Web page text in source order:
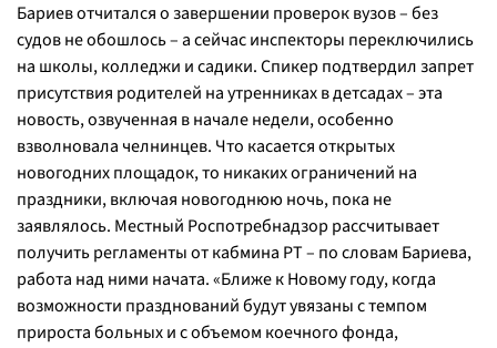
Бариев отчитался о завершении проверок вузов – без
судов не обошлось – а сейчас инспекторы переключились
на школы, колледжи и садики. Спикер подтвердил запрет
присутствия родителей на утренниках в детсадах – эта
новость, озвученная в начале недели, особенно
взволновала челнинцев. Что касается открытых
новогодних площадок, то никаких ограничений на
праздники, включая новогоднюю ночь, пока не
заявлялось. Местный Роспотребнадзор рассчитывает
получить регламенты от кабмина РТ – по словам Бариева,
работа над ними начата. «Ближе к Новому году, когда
возможности празднований будут увязаны с темпом
прироста больных и с объемом коечного фонда,